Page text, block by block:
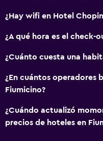
¿Hay wifi en Hotel
¿A qué hora es el check-
¿Cuánto cuesta una
¿En cuántos operadores
Fiumicino?
¿Cuándo actualizó
precios de hoteles en